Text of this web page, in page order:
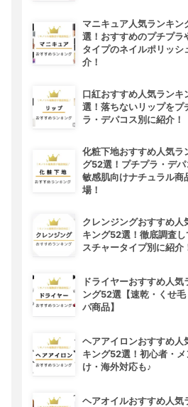
マニキュア人気ランキン
選！おすすめのプチプラ
タイプのネイルポリッシ
介！
口紅おすすめ人気ランキ
選！落ちないリップをプ
ラ・デパコス別に紹介！
化粧下地おすすめ人気ラ
グ52選！プチプラ・デパ
敏感肌向けナチュラル商
場！
クレンジングおすすめ人
キング52選！徹底調査し
スチャータイプ別に紹介
ドライヤーおすすめ人気
ング52選【速乾・くせ毛
パ商品】
ヘアアイロンおすすめ人
キング52選！初心者・メ
け・海外対応も♪
ヘアオイルおすすめ人気